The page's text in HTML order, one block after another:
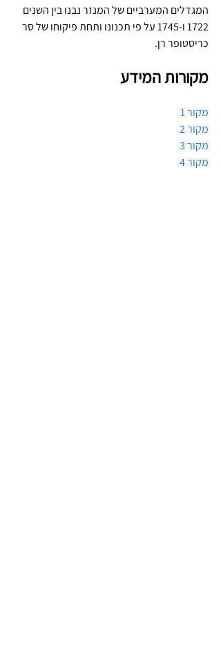
המגדלים המערביים של המנזר נבנו בין השנים
1722 ו-1745 על פי תכנונו ותחת פיקוחו של סר
כריסטופר רן.
מקורות המידע
מקור 1
מקור 2
מקור 3
מקור 4